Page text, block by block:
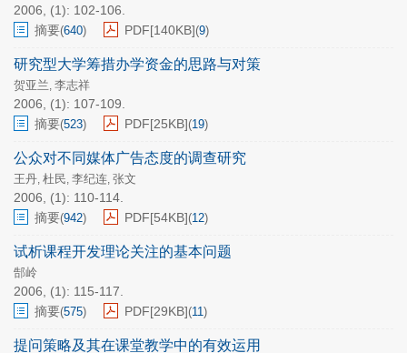
2006, (1): 102-106.
摘要(640) PDF[140KB](9)
研究型大学筹措办学资金的思路与对策
贺亚兰, 李志祥
2006, (1): 107-109.
摘要(523) PDF[25KB](19)
公众对不同媒体广告态度的调查研究
王丹, 杜民, 李纪连, 张文
2006, (1): 110-114.
摘要(942) PDF[54KB](12)
试析课程开发理论关注的基本问题
郜岭
2006, (1): 115-117.
摘要(575) PDF[29KB](11)
提问策略及其在课堂教学中的有效运用